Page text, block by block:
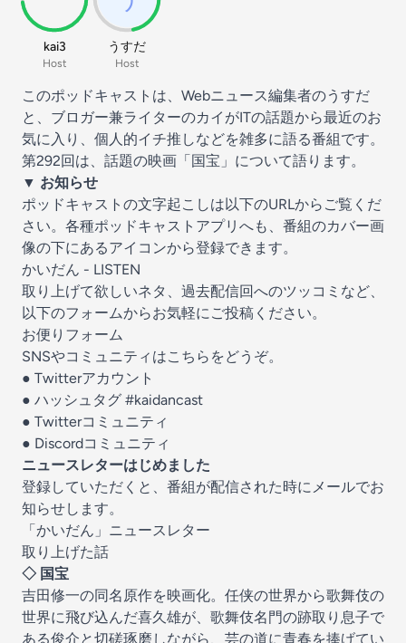
kai3
Host
うすだ
Host
このポッドキャストは、Webニュース編集者のうすだ
と、ブロガー兼ライターのカイがITの話題から最近のお
気に入り、個人的イチ推しなどを雑多に語る番組です。
第292回は、話題の映画「国宝」について語ります。
▼ お知らせ
ポッドキャストの文字起こしは以下のURLからご覧くだ
さい。各種ポッドキャストアプリへも、番組のカバー画
像の下にあるアイコンから登録できます。
かいだん - LISTEN
取り上げて欲しいネタ、過去配信回へのツッコミなど、
以下のフォームからお気軽にご投稿ください。
お便りフォーム
SNSやコミュニティはこちらをどうぞ。
● Twitterアカウント
● ハッシュタグ #kaidancast
● Twitterコミュニティ
● Discordコミュニティ
ニュースレターはじめました
登録していただくと、番組が配信された時にメールでお
知らせします。
「かいだん」ニュースレター
取り上げた話
◇ 国宝
吉田修一の同名原作を映画化。任侠の世界から歌舞伎の
世界に飛び込んだ喜久雄が、歌舞伎名門の跡取り息子で
ある俊介と切磋琢磨しながら、芸の道に青春を捧げてい